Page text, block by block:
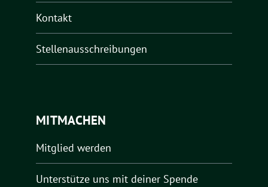
Kontakt
Stellenausschreibungen
MITMACHEN
Mitglied werden
Unterstütze uns mit deiner Spende